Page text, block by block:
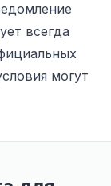
всегда
могут